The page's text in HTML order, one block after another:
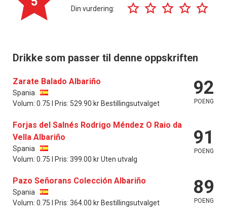
Din vurdering:
Drikke som passer til denne oppskriften
Zarate Balado Albariño
Spania
Volum: 0.75 l Pris: 529.90 kr Bestillingsutvalget
92
POENG
Forjas del Salnés Rodrigo Méndez O Raio da
Vella Albariño
Spania
Volum: 0.75 l Pris: 399.00 kr Uten utvalg
91
POENG
Pazo Señorans Colección Albariño
Spania
Volum: 0.75 l Pris: 364.00 kr Bestillingsutvalget
89
POENG